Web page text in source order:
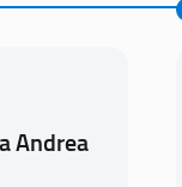
Andrea